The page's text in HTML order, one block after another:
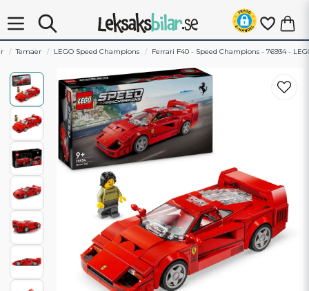
Temaer LEGO Speed Champions Ferrari F40 - Speed Champions - 76934 -